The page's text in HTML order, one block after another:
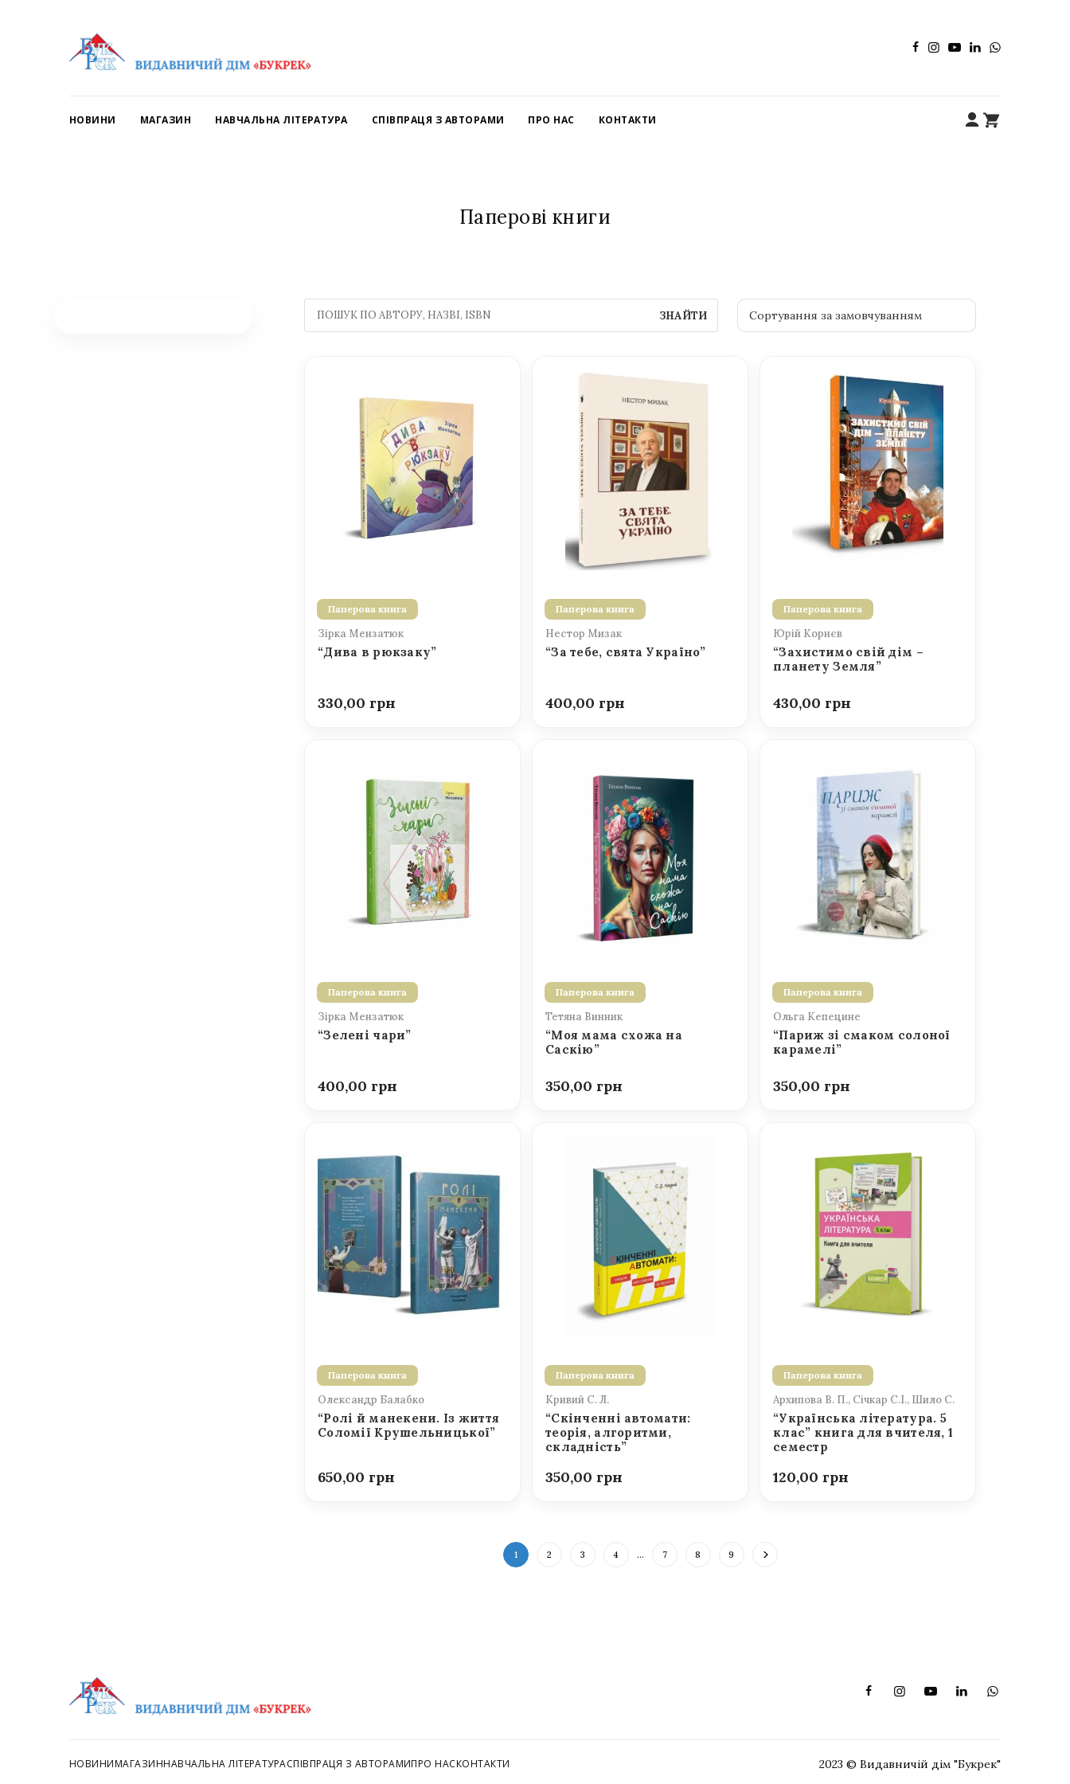
НОВИНИ МАГАЗИН НАВЧАЛЬНА ЛІТЕРАТУРА СПІВПРАЦЯ З АВТОРАМИ ПРО НАС КОНТАКТИ
Паперові книги
ЗНАЙТИ
Паперова книга
Зірка Мензатюк
“Дива в рюкзаку”
330,00
Паперова книга
Нестор Мизак
“За тебе, свята Україно”
400,00
Паперова книга
Юрій Корнєв
“Захистимо свій дім –
планету Земля”
430,00
Паперова книга
Зірка Мензатюк
“Зелені чари”
400,00
Паперова книга
Тетяна Винник
“Моя мама схожа на
Саскію”
350,00
Паперова книга
Ольга Кепецине
“Париж зі смаком солоної
карамелі”
350,00
Паперова книга
Олександр Балабко
“Ролі й манекени. Із життя
Соломії Крушельницької”
650,00
Паперова книга
Кривий С. Л.
“Скінченні автомати:
теорія, алгоритми,
складність”
350,00
Паперова книга
Архипова В. П., Січкар С.І., Шило С.
“Українська література. 5
клас” книга для вчителя, 1
семестр
120,00
1 2 3 4 … 7 8 9
НОВИНИМАГАЗИННАВЧАЛЬНА ЛІТЕРАТУРАСПІВПРАЦЯ З АВТОРАМИПРО НАСКОНТАКТИ 2023 © Видавничій дім "Букрек"